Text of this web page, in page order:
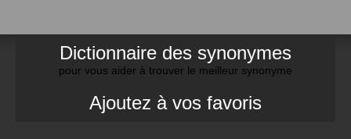
Dictionnaire des synonymes
pour vous aider à trouver le meilleur synonyme
Ajoutez à vos favoris